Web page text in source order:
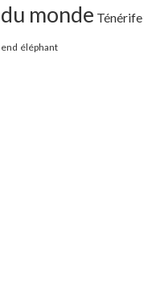
du monde Ténérife
end éléphant